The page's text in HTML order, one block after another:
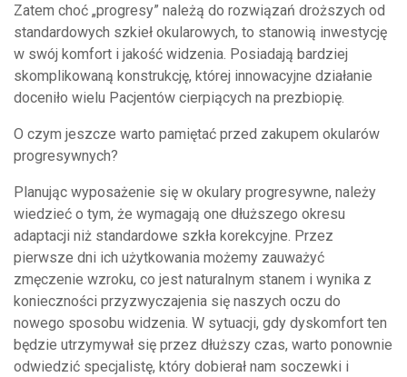
Zatem choć „progresy” należą do rozwiązań droższych od
standardowych szkieł okularowych, to stanowią inwestycję
w swój komfort i jakość widzenia. Posiadają bardziej
skomplikowaną konstrukcję, której innowacyjne działanie
doceniło wielu Pacjentów cierpiących na prezbiopię.
O czym jeszcze warto pamiętać przed zakupem okularów
progresywnych?
Planując wyposażenie się w okulary progresywne, należy
wiedzieć o tym, że wymagają one dłuższego okresu
adaptacji niż standardowe szkła korekcyjne. Przez
pierwsze dni ich użytkowania możemy zauważyć
zmęczenie wzroku, co jest naturalnym stanem i wynika z
konieczności przyzwyczajenia się naszych oczu do
nowego sposobu widzenia. W sytuacji, gdy dyskomfort ten
będzie utrzymywał się przez dłuższy czas, warto ponownie
odwiedzić specjalistę, który dobierał nam soczewki i